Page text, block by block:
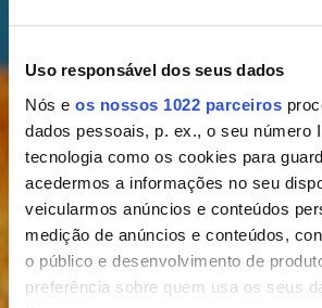
Uso responsável dos seus dados
Nós e os nossos 1022 parceiros
dados pessoais, p. ex., o seu número
tecnologia como os cookies para
acedermos a informações no seu
veicularmos anúncios e conteúdos
medição de anúncios e conteúdos,
o público e desenvolvimento de
preferência sobre quem usa os seus
MAIS COM PRIMOR
PÃES